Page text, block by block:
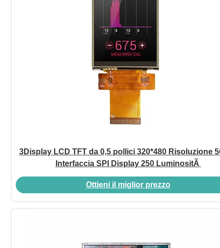
3Display LCD TFT da 0,5 pollici 320*480 Risoluzione
Interfaccia SPI Display 250 LuminositÃ
Ottieni il miglior prezzo